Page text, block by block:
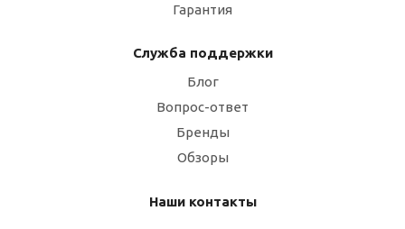
Гарантия
Служба поддержки
Блог
Вопрос-ответ
Бренды
Обзоры
Наши контакты